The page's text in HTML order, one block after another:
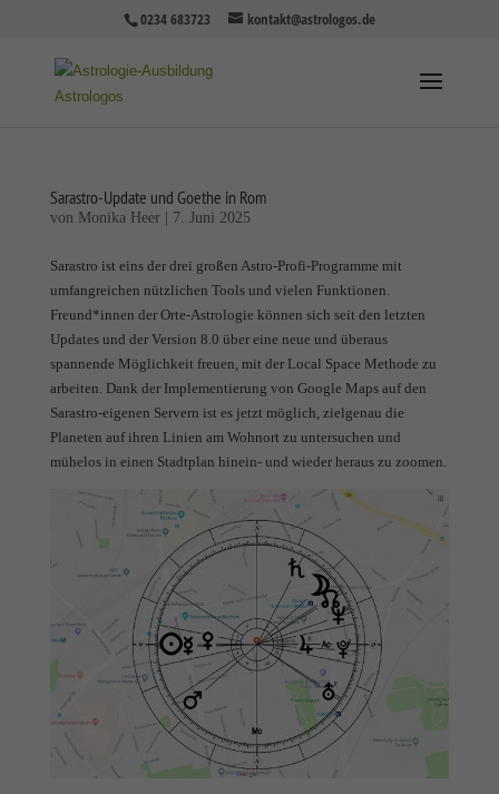
0234 683723 kontakt@astrologos.de
Sarastro-Update und Goethe in Rom
von Monika Heer| 7. Juni 2025
Sarastro ist eins der drei großen Astro-Profi-Programme mit
umfangreichen nützlichen Tools und vielen Funktionen.
Freund*innen der Orte-Astrologie können sich seit den letzten
Updates und der Version 8.0 über eine neue und überaus
spannende Möglichkeit freuen, mit der Local Space Methode zu
arbeiten. Dank der Implementierung von Google Maps auf den
Sarastro-eigenen Servern ist es jetzt möglich, zielgenau die
Planeten auf ihren Linien am Wohnort zu untersuchen und
mühelos in einen Stadtplan hinein- und wieder heraus zu zoomen.